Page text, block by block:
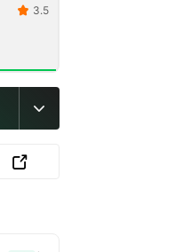
 3.5

